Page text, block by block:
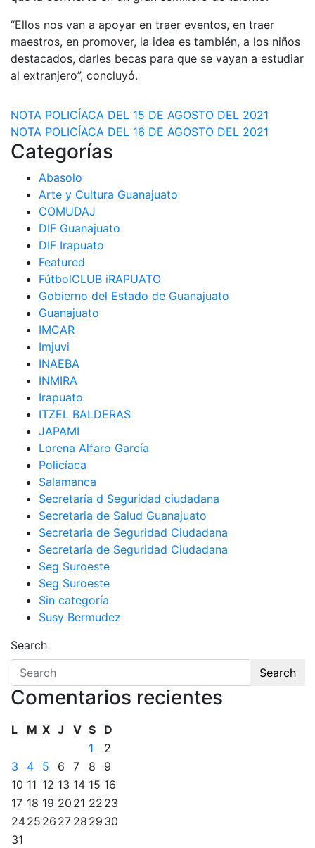
“Ellos nos van a apoyar en traer eventos, en traer
maestros, en promover, la idea es también, a los niños
destacados, darles becas para que se vayan a estudiar
al extranjero”, concluyó.
Navegación
de
entradas
NOTA POLICÍACA DEL 15 DE AGOSTO DEL 2021
NOTA POLICÍACA DEL 16 DE AGOSTO DEL 2021
Categorías
Abasolo
Arte y Cultura Guanajuato
COMUDAJ
DIF Guanajuato
DIF Irapuato
Featured
FútbolCLUB iRAPUATO
Gobierno del Estado de Guanajuato
Guanajuato
IMCAR
Imjuvi
INAEBA
INMIRA
Irapuato
ITZEL BALDERAS
JAPAMI
Lorena Alfaro García
Policíaca
Salamanca
Secretaría d Seguridad ciudadana
Secretaria de Salud Guanajuato
Secretaria de Seguridad Ciudadana
Secretaría de Seguridad Ciudadana
Seg Suroeste
Seg Suroeste
Sin categoría
Susy Bermudez
Search
Search
Comentarios recientes
L M X J V S
D
1
2
3
4 5 6 7 8
9
10 11 12 13 14 15 16
17 18 19 20 21 22 23
2425 26 27 28 29 30
31